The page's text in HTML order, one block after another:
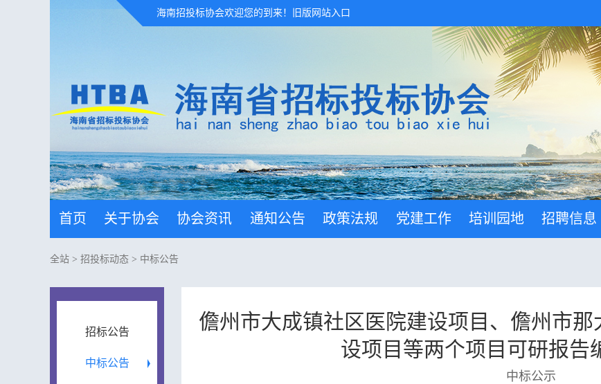
海南招投标协会欢迎您的到来！ 旧版网站入口
首页 关于协会 协会资讯 通知公告 政策法规 党建工作 培训园地 招聘信息
全站 > 招投标动态 > 中标公告
招标公告
中标公告
儋州市大成镇社区医院建设项目、儋州市
设项目等两个项目可研报告
中标公示